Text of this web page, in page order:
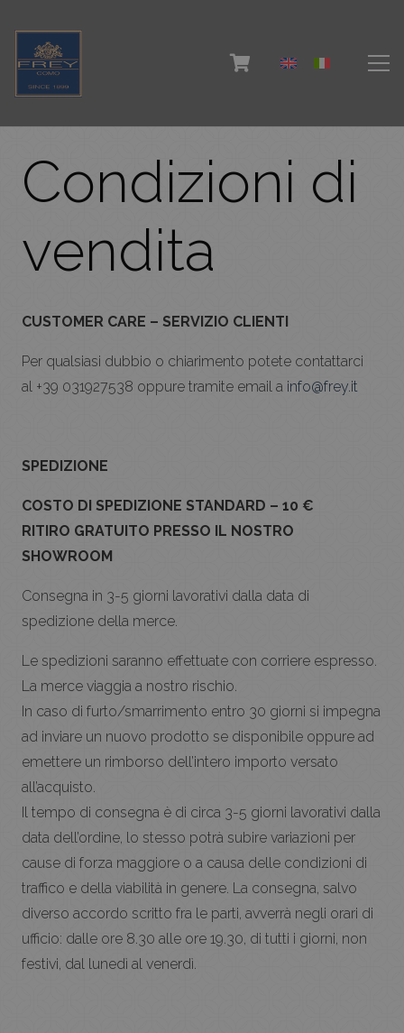
Condizioni di
vendita
CUSTOMER CARE – SERVIZIO CLIENTI
Per qualsiasi dubbio o chiarimento potete contattarci
al +39 031927538 oppure tramite email a info@frey.it
SPEDIZIONE
COSTO DI SPEDIZIONE STANDARD – 10 €
RITIRO GRATUITO PRESSO IL NOSTRO
SHOWROOM
Consegna in 3-5 giorni lavorativi dalla data di
spedizione della merce.
Le spedizioni saranno effettuate con corriere espresso.
La merce viaggia a nostro rischio.
In caso di furto/smarrimento entro 30 giorni si impegna
ad inviare un nuovo prodotto se disponibile oppure ad
emettere un rimborso dell’intero importo versato
all’acquisto.
Il tempo di consegna è di circa 3-5 giorni lavorativi dalla
data dell’ordine, lo stesso potrà subire variazioni per
cause di forza maggiore o a causa delle condizioni di
traffico e della viabilità in genere. La consegna, salvo
diverso accordo scritto fra le parti, avverrà negli orari di
ufficio: dalle ore 8.30 alle ore 19.30, di tutti i giorni, non
festivi, dal lunedì al venerdì.